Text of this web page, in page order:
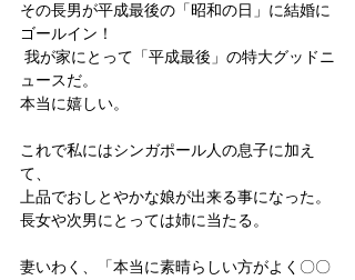
その長男が平成最後の「昭和の日」に結婚に
ゴールイン！
ュースだ。
本当に嬉しい。
これで私にはシンガポール人の息子に加え
て、
上品でおしとやかな娘が出来る事になった。
長女や次男にとっては姉に当たる。
妻いわく、「本当に素晴らしい方がよく〇〇